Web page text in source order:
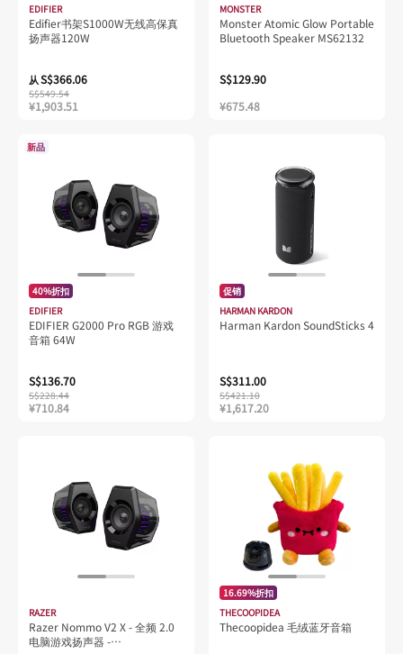
EDIFIER
Edifier书架S1000W无线高保真
扬声器120W
从S$366.06
S$549.54
¥1,903.51
MONSTER
Monster Atomic Glow Portable
Bluetooth Speaker MS62132
S$129.90
¥675.48
新品
40%折扣
EDIFIER
EDIFIER G2000 Pro RGB 游戏
音箱 64W
S$136.70
S$228.44
¥710.84
促销
HARMAN KARDON
Harman Kardon SoundSticks 4
S$311.00
S$421.10
¥1,617.20
RAZER
Razer Nommo V2 X - 全频 2.0
电脑游戏扬声器 -
16.69%折扣
THECOOPIDEA
Thecoopidea 毛绒蓝牙音箱